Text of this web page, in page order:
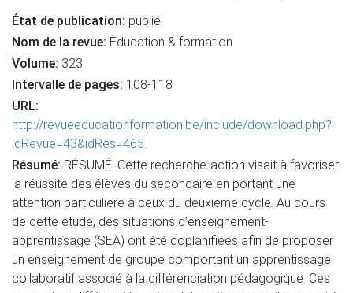
État de publication: publié
Nom de la revue: Éducation & formation
Volume: 323
Intervalle de pages: 108-118
URL:
http://revueeducationformation.be/include/download.php?
idRevue=43&idRes=465.
Résumé: RÉSUMÉ. Cette recherche-action visait à favoriser
la réussite des élèves du secondaire en portant une
attention particulière à ceux du deuxième cycle. Au cours
de cette étude, des situations d’enseignement-
apprentissage (SEA) ont été coplanifiées afin de proposer
un enseignement de groupe comportant un apprentissage
collaboratif associé à la différenciation pédagogique. Ces